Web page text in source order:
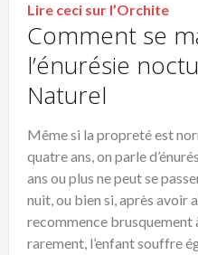
Lire ceci sur l’Orchite
Comment se
l’énurésie
Naturel
Même si la propreté est
quatre ans, on parle d’
ans ou plus ne peut se
nuit, ou bien si, après avoir
recommence brusquement
rarement, l’enfant souffre